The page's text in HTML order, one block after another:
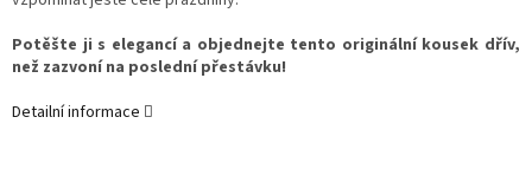
Potěšte ji s elegancí a objednejte tento originální kousek dřív,
než zazvoní na poslední přestávku!
Detailní informace